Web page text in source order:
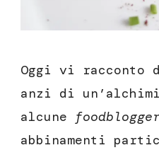
Oggi vi racconto
anzi di
alcune
abbinamenti